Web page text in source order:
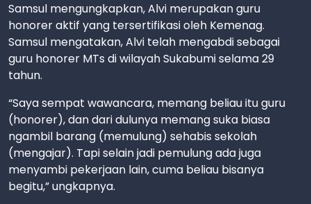
Samsul mengungkapkan, Alvi merupakan guru
honorer aktif yang tersertifikasi oleh Kemenag.
Samsul mengatakan, Alvi telah mengabdi sebagai
guru honorer MTs di wilayah Sukabumi selama 29
tahun.
“Saya sempat wawancara, memang beliau itu guru
(honorer), dan dari dulunya memang suka biasa
ngambil barang (memulung) sehabis sekolah
(mengajar). Tapi selain jadi pemulung ada juga
menyambi pekerjaan lain, cuma beliau bisanya
begitu,” ungkapnya.